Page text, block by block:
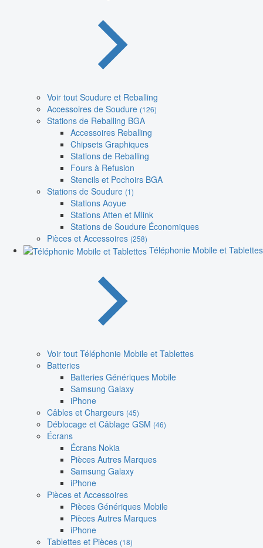
Voir tout Soudure et Reballing
Accessoires de Soudure (126)
Stations de Reballing BGA
Accessoires Reballing
Chipsets Graphiques
Stations de Reballing
Fours à Refusion
Stencils et Pochoirs BGA
Stations de Soudure (1)
Stations Aoyue
Stations Atten et Mlink
Stations de Soudure Économiques
Pièces et Accessoires (258)
Téléphonie Mobile et Tablettes
Voir tout Téléphonie Mobile et Tablettes
Batteries
Batteries Génériques Mobile
Samsung Galaxy
iPhone
Câbles et Chargeurs (45)
Déblocage et Câblage GSM (46)
Écrans
Écrans Nokia
Pièces Autres Marques
Samsung Galaxy
iPhone
Pièces et Accessoires
Pièces Génériques Mobile
Pièces Autres Marques
iPhone
Tablettes et Pièces (18)